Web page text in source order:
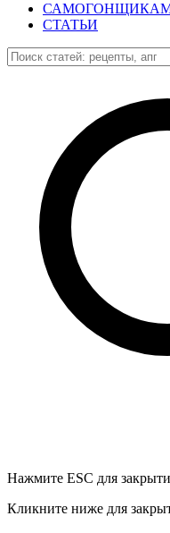
СТАТЬИ
Нажмите ESC для
Кликните ниже для